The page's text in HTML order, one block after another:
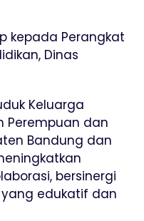
kepada Perangkat
Dinas
Keluarga
Perempuan dan
Bandung dan
bersinergi
edukatif dan